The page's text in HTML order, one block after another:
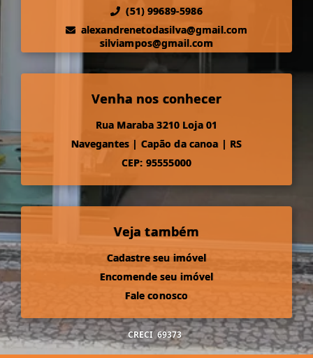
(51) 99689-5986
alexandrenetodasilva@gmail.com
silviampos@gmail.com
Venha nos conhecer
Rua Maraba 3210 Loja 01
Navegantes | Capão da canoa | RS
CEP: 95555000
Veja também
Cadastre seu imóvel
Encomende seu imóvel
Fale conosco
CRECI 69373